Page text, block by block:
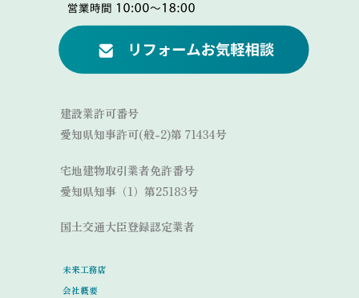
Link
建設業許可番号
愛知県知事許可(般-2)第 71434号
宅地建物取引業者免許番号
愛知県知事（1）第25183号
国土交通大臣登録認定業者
未来工務店
会社概要